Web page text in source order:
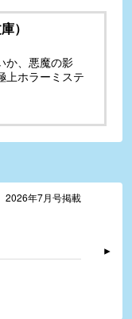
）
か、悪魔の影
上ホラーミステ
2026年7月号掲載